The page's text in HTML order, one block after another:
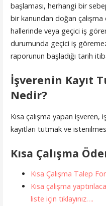
başlaması, herhangi bir
bir kanundan doğan çalışma
hallerinde veya geçici iş
durumunda geçici iş
raporunun başladığı tarih
İşverenin Kayıt
Nedir?
Kısa çalışma yapan işveren,
kayıtları tutmak ve
Kısa Çalışma
Kısa Çalışma Talep
Kısa çalışma
liste için tıklayınız….